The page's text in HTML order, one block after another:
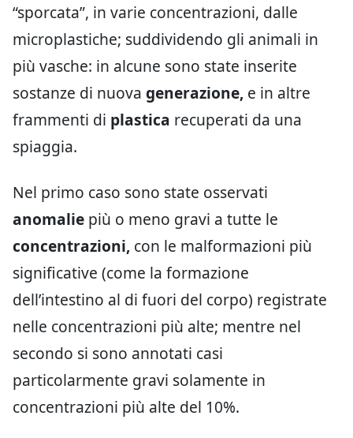
“sporcata”, in varie concentrazioni, dalle
microplastiche; suddividendo gli animali in
più vasche: in alcune sono state inserite
sostanze di nuova generazione, e in altre
frammenti di plastica recuperati da una
spiaggia.
Nel primo caso sono state osservati
anomalie più o meno gravi a tutte le
concentrazioni, con le malformazioni più
significative (come la formazione
dell’intestino al di fuori del corpo) registrate
nelle concentrazioni più alte; mentre nel
secondo si sono annotati casi
particolarmente gravi solamente in
concentrazioni più alte del 10%.